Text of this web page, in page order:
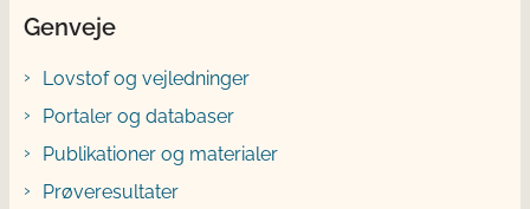
Genveje
Lovstof og vejledninger
Portaler og databaser
Publikationer og materialer
Prøveresultater